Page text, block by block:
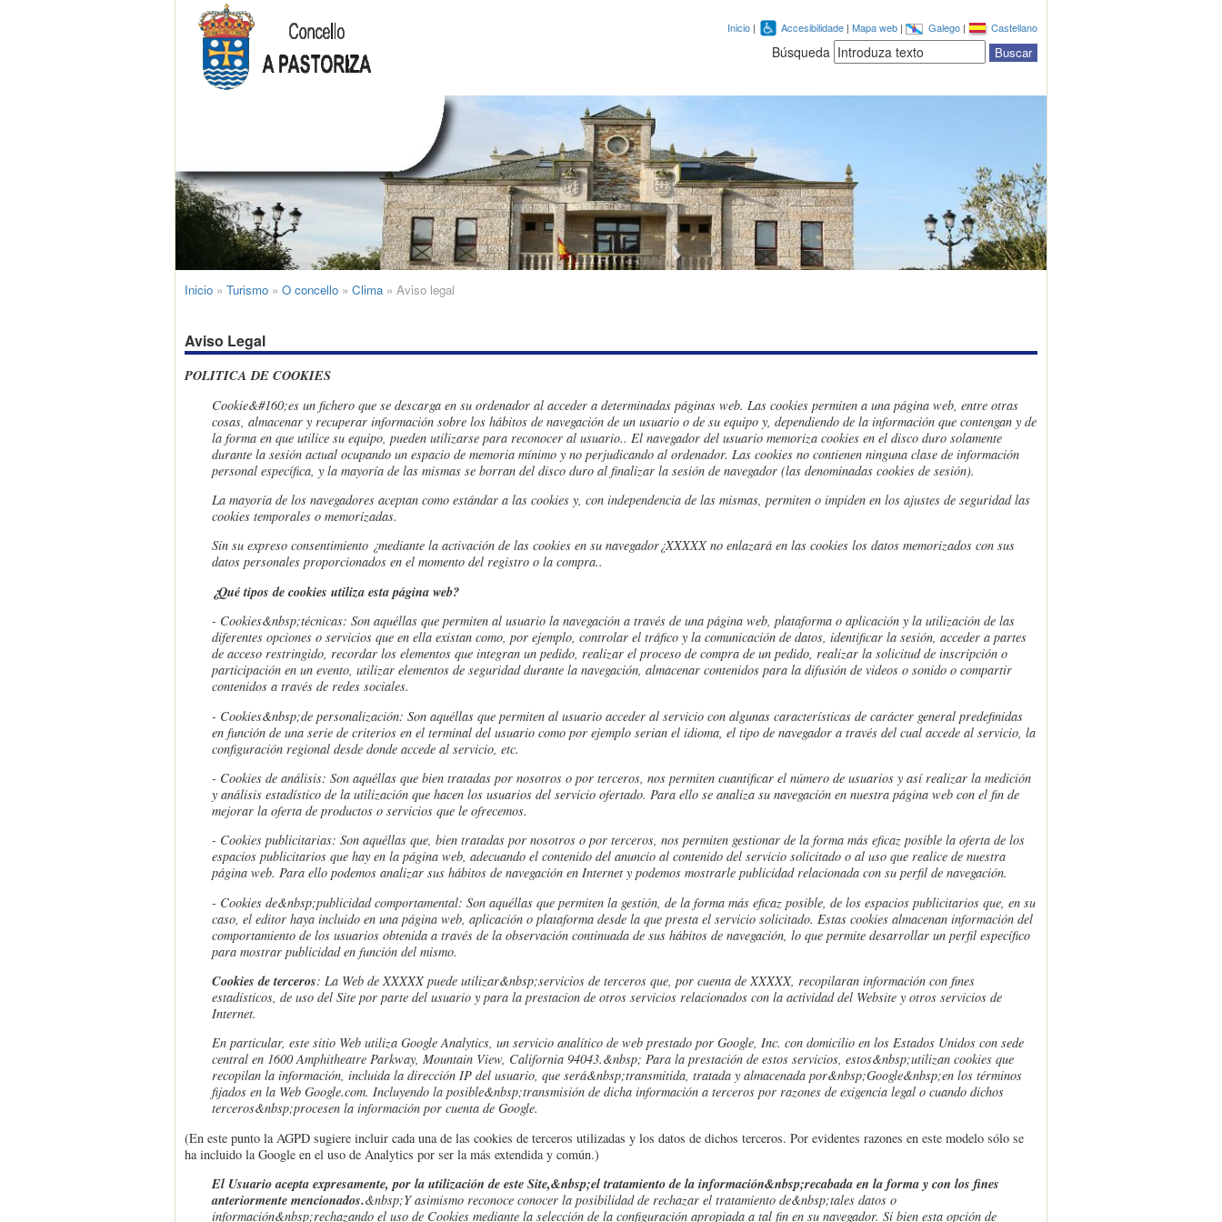
Inicio | Accesibilidade | Mapa web | Galego | Castellano
Búsqueda
Inicio » Turismo » O concello » Clima » Aviso legal
Aviso Legal
POLITICA DE COOKIES
Cookie&#160;es un fichero que se descarga en su ordenador al acceder a determinadas páginas web. Las cookies permiten a una página web, entre otras
cosas, almacenar y recuperar información sobre los hábitos de navegación de un usuario o de su equipo y, dependiendo de la información que contengan y de
la forma en que utilice su equipo, pueden utilizarse para reconocer al usuario.. El navegador del usuario memoriza cookies en el disco duro solamente
durante la sesión actual ocupando un espacio de memoria mínimo y no perjudicando al ordenador. Las cookies no contienen ninguna clase de información
personal específica, y la mayoría de las mismas se borran del disco duro al finalizar la sesión de navegador (las denominadas cookies de sesión).
La mayoría de los navegadores aceptan como estándar a las cookies y, con independencia de las mismas, permiten o impiden en los ajustes de seguridad las
cookies temporales o memorizadas.
Sin su expreso consentimiento ¿mediante la activación de las cookies en su navegador¿XXXXX no enlazará en las cookies los datos memorizados con sus
datos personales proporcionados en el momento del registro o la compra..
¿Qué tipos de cookies utiliza esta página web?
- Cookies&nbsp;técnicas: Son aquéllas que permiten al usuario la navegación a través de una página web, plataforma o aplicación y la utilización de las
diferentes opciones o servicios que en ella existan como, por ejemplo, controlar el tráfico y la comunicación de datos, identificar la sesión, acceder a partes
de acceso restringido, recordar los elementos que integran un pedido, realizar el proceso de compra de un pedido, realizar la solicitud de inscripción o
participación en un evento, utilizar elementos de seguridad durante la navegación, almacenar contenidos para la difusión de videos o sonido o compartir
contenidos a través de redes sociales.
- Cookies&nbsp;de personalización: Son aquéllas que permiten al usuario acceder al servicio con algunas características de carácter general predefinidas
en función de una serie de criterios en el terminal del usuario como por ejemplo serian el idioma, el tipo de navegador a través del cual accede al servicio, la
configuración regional desde donde accede al servicio, etc.
- Cookies de análisis: Son aquéllas que bien tratadas por nosotros o por terceros, nos permiten cuantificar el número de usuarios y así realizar la medición
y análisis estadístico de la utilización que hacen los usuarios del servicio ofertado. Para ello se analiza su navegación en nuestra página web con el fin de
mejorar la oferta de productos o servicios que le ofrecemos.
- Cookies publicitarias: Son aquéllas que, bien tratadas por nosotros o por terceros, nos permiten gestionar de la forma más eficaz posible la oferta de los
espacios publicitarios que hay en la página web, adecuando el contenido del anuncio al contenido del servicio solicitado o al uso que realice de nuestra
página web. Para ello podemos analizar sus hábitos de navegación en Internet y podemos mostrarle publicidad relacionada con su perfil de navegación.
- Cookies de&nbsp;publicidad comportamental: Son aquéllas que permiten la gestión, de la forma más eficaz posible, de los espacios publicitarios que, en su
caso, el editor haya incluido en una página web, aplicación o plataforma desde la que presta el servicio solicitado. Estas cookies almacenan información del
comportamiento de los usuarios obtenida a través de la observación continuada de sus hábitos de navegación, lo que permite desarrollar un perfil específico
para mostrar publicidad en función del mismo.
Cookies de terceros: La Web de XXXXX puede utilizar&nbsp;servicios de terceros que, por cuenta de XXXXX, recopilaran información con fines
estadísticos, de uso del Site por parte del usuario y para la prestacion de otros servicios relacionados con la actividad del Website y otros servicios de
Internet.
En particular, este sitio Web utiliza Google Analytics, un servicio analítico de web prestado por Google, Inc. con domicilio en los Estados Unidos con sede
central en 1600 Amphitheatre Parkway, Mountain View, California 94043.&nbsp; Para la prestación de estos servicios, estos&nbsp;utilizan cookies que
recopilan la información, incluida la dirección IP del usuario, que será&nbsp;transmitida, tratada y almacenada por&nbsp;Google&nbsp;en los términos
fijados en la Web Google.com. Incluyendo la posible&nbsp;transmisión de dicha información a terceros por razones de exigencia legal o cuando dichos
terceros&nbsp;procesen la información por cuenta de Google.
(En este punto la AGPD sugiere incluir cada una de las cookies de terceros utilizadas y los datos de dichos terceros. Por evidentes razones en este modelo sólo se
ha incluido la Google en el uso de Analytics por ser la más extendida y común.)
El Usuario acepta expresamente, por la utilización de este Site,&nbsp;el tratamiento de la información&nbsp;recabada en la forma y con los fines
anteriormente mencionados.&nbsp;Y asimismo reconoce conocer la posibilidad de rechazar el tratamiento de&nbsp;tales datos o
información&nbsp;rechazando el uso de Cookies mediante la selección de la configuración apropiada a tal fin en su navegador. Si bien esta opción de